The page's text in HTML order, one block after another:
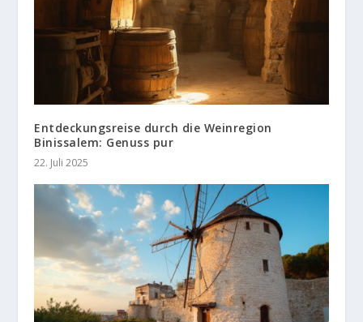
Entdeckungsreise durch die Weinregion
Binissalem: Genuss pur
22. Juli 2025